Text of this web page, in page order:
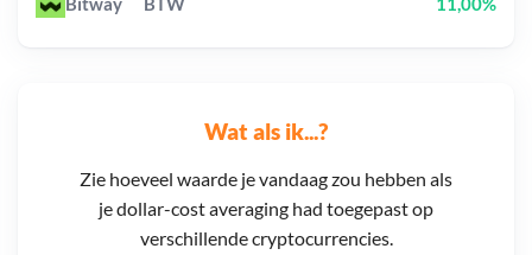
Wat als ik...?
Zie hoeveel waarde je vandaag zou hebben als
je dollar-cost averaging had toegepast op
verschillende cryptocurrencies.